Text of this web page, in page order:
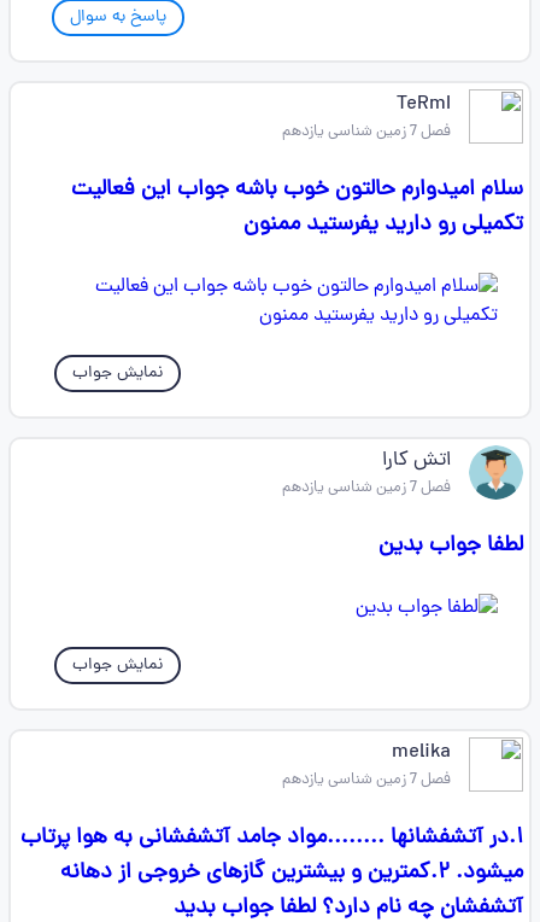
پاسخ به سوال
TeRmI
فصل 7 زمین شناسی یازدهم
سلام امیدوارم حالتون خوب باشه جواب این فعالیت
تکمیلی رو دارید یفرستید ممنون
نمایش جواب
اتش کارا
فصل 7 زمین شناسی یازدهم
لطفا جواب بدین
نمایش جواب
melika
فصل 7 زمین شناسی یازدهم
۱.در آتشفشانها ........مواد جامد آتشفشانی به هوا پرتاب
میشود. ۲.کمترین و بیشترین گازهای خروجی از دهانه
آتشفشان چه نام دارد؟ لطفا جواب بدید